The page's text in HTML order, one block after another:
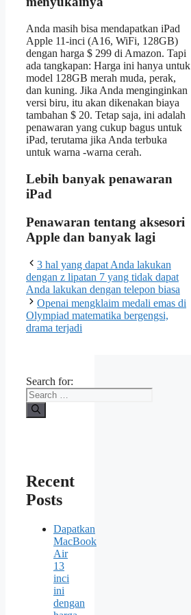
Anda masih bisa mendapatkan iPad
Apple 11-inci (A16, WiFi, 128GB)
dengan harga $ 299 di Amazon. Tapi
ada tangkapan: Harga ini hanya untuk
model 128GB merah muda, perak,
dan kuning. Jika Anda menginginkan
versi biru, itu akan dikenakan biaya
tambahan $ 20. Tetap saja, ini adalah
penawaran yang cukup bagus untuk
iPad, terutama jika Anda terbuka
untuk warna -warna cerah.
Lebih banyak penawaran
iPad
Penawaran tentang aksesori
Apple dan banyak lagi
3 hal yang dapat Anda lakukan
dengan z lipatan 7 yang tidak dapat
Anda lakukan dengan telepon biasa
Openai mengklaim medali emas di
Olympiad matematika bergengsi,
drama terjadi
Search for:
Recent
Posts
Dapatkan
MacBook
Air
13
inci
ini
dengan